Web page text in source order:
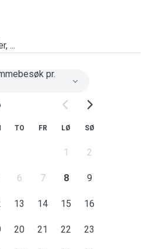
...
pr.
TO FR LØ SØ
1 2
6 7 8 9
13 14 15 16
20 21 22 23